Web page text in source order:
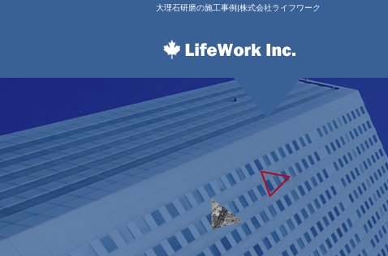
大理石研磨の施工事例|株式会社ライフワーク